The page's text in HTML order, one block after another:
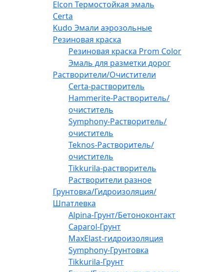
Elcon Термостойкая эмаль
Certa
Kudo Эмали аэрозольные
Резиновая краска
Резиновая краска Prom Color
Эмаль для разметки дорог
Растворители/Очистители
Certa-растворитель
Hammerite-Растворитель/
очиститель
Symphony-Растворитель/
очиститель
Teknos-Растворитель/
очиститель
Tikkurila-растворитель
Растворители разное
Грунтовка/Гидроизоляция/
Шпатлевка
Alpina-Грунт/Бетоноконтакт
Caparol-Грунт
MaxElast-гидроизоляция
Symphony-Грунтовка
Tikkurila-Грунт